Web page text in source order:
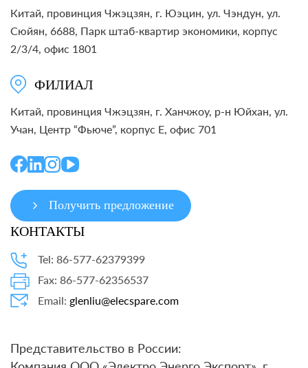
Китай, провинция Чжэцзян, г. Юэцин, ул. Чэндун, ул.
Сюйян, 6688, Парк штаб-квартир экономики, корпус
2/3/4, офис 1801
ФИЛИАЛ
Китай, провинция Чжэцзян, г. Ханчжоу, р-н Юйхан, ул.
Учан, Центр “Фьюче”, корпус E, офис 701
Получить предложение
КОНТАКТЫ
Tel: 86-577-62379399
Fax: 86-577-62356537
Email: glenliu@elecspare.com
Представительство в России: